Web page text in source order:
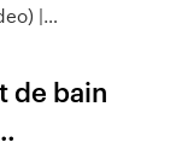
|…
de bain